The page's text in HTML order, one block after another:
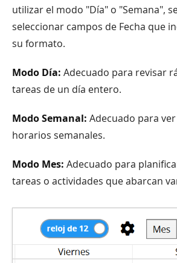
utilizar el modo "Día" o "Semana",
seleccionar campos de Fecha que
su formato.
Modo Día: Adecuado para revisar
tareas de un día entero.
Modo Semanal: Adecuado para
horarios semanales.
Modo Mes: Adecuado para
tareas o actividades que abarcan